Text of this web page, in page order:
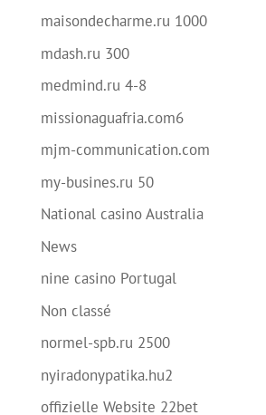
maisondecharme.ru 1000
mdash.ru 300
medmind.ru 4-8
missionaguafria.com6
mjm-communication.com
my-busines.ru 50
National casino Australia
News
nine casino Portugal
Non classé
normel-spb.ru 2500
nyiradonypatika.hu2
offizielle Website 22bet